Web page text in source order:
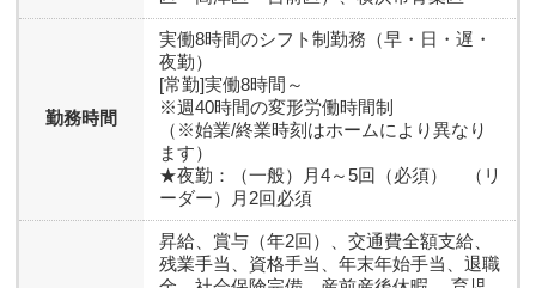
勤務時間
実働8時間のシフト制勤務（早・日・遅・
夜勤）
[常勤]実働8時間～
※週40時間の変形労働時間制
（※始業/終業時刻はホームにより異なり
ます）
★夜勤：（一般）月4～5回（必須） （リ
ーダー）月2回必須
昇給、賞与（年2回）、交通費全額支給、
残業手当、資格手当、年末年始手当、退職